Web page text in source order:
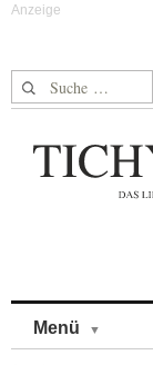
Suche nach:
Menü